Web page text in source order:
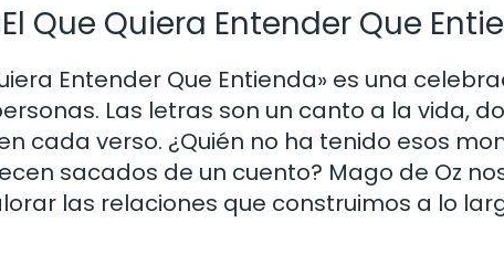
Que Quiera Entender Que
Entender Que Entienda» es una
Las letras son un canto a la vida,
cada verso. ¿Quién no ha tenido esos
sacados de un cuento? Mago de Oz
las relaciones que construimos a lo